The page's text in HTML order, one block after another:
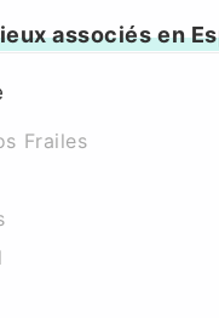
associés en
Frailes